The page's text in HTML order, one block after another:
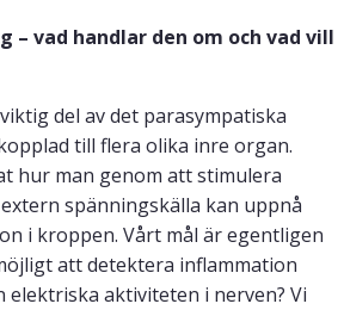
– vad handlar den om och vad vill
del av det parasympatiska
till flera olika inre organ.
hur man genom att stimulera
spänningskälla kan uppnå
i kroppen. Vårt mål är egentligen
att detektera inflammation
elektriska aktiviteten i nerven? Vi